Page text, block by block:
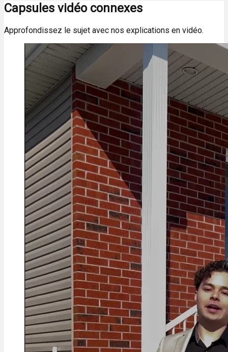
Capsules vidéo connexes
Approfondissez le sujet avec nos explications en vidéo.